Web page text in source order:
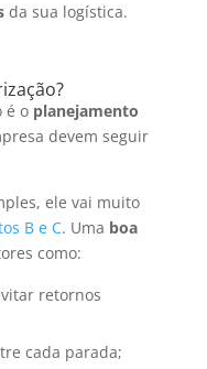
da sua logística.
é o planejamento
devem seguir
ele vai muito
B e C. Uma boa
como:
retornos
cada parada;